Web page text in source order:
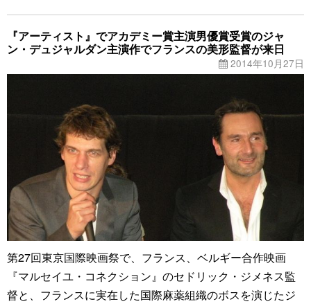
『アーティスト』でアカデミー賞主演男優賞受賞のジャ
ン・デュジャルダン主演作でフランスの美形監督が来日
2014年10月27日
第27回東京国際映画祭で、フランス、ベルギー合作映画
『マルセイユ・コネクション』のセドリック・ジメネス監
督と、フランスに実在した国際麻薬組織のボスを演じたジ